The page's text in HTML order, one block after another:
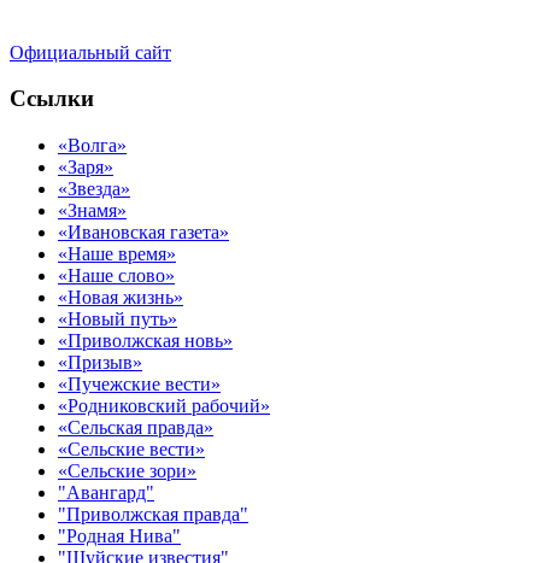
Официальный сайт
Ссылки
«Волга»
«Заря»
«Звезда»
«Знамя»
«Ивановская газета»
«Наше время»
«Наше слово»
«Новая жизнь»
«Новый путь»
«Приволжская новь»
«Призыв»
«Пучежские вести»
«Родниковский рабочий»
«Сельская правда»
«Сельские вести»
«Сельские зори»
"Авангард"
"Приволжская правда"
"Родная Нива"
"Шуйские известия"